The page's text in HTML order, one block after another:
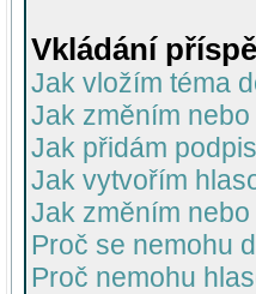
Vkládání
Jak vložím téma
Jak změním
Jak přidám
Jak vytvořím
Jak změním
Proč se nemohu
Proč nemohu